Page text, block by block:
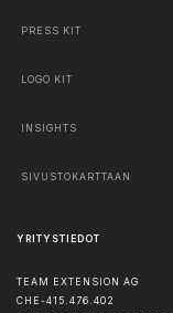
PRESS KIT
LOGO KIT
INSIGHTS
SIVUSTOKARTTAAN
YRITYSTIEDOT
TEAM EXTENSION AG
CHE-415.476.402